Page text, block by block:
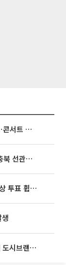
빅뱅, 20주년 기념 '새 뱅봉' 선보인다⋯콘서트 앞두고 팝업 개최
압수수색
‘나솔사계’ 국화, 결별 후 재등장⋯첫인상 투표 휩쓸고 ‘인기녀’ 등극
CI 업체가 수행